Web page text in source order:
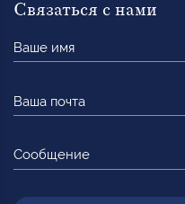
Связаться с нами
имя
почта
Сообщение